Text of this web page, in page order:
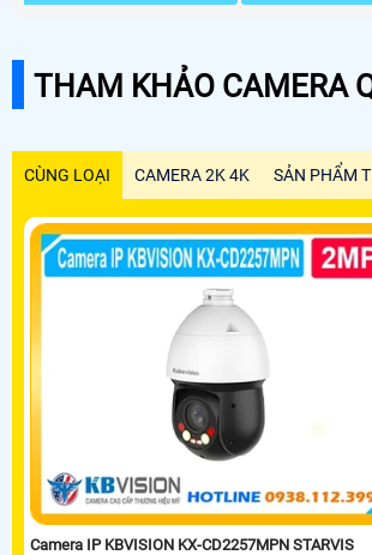
THAM KHẢO CAMERA
CÙNG LOẠI CAMERA 2K 4K SẢN PHẨM
Camera IP KBVISION KX-CD2257MPN STARVIS